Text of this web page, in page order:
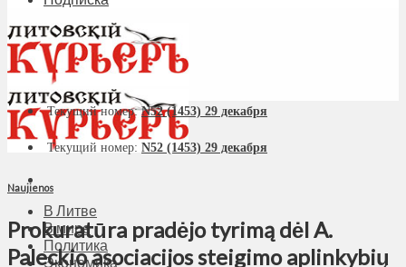
В Литве
В мире
Политика
Экономика
Текущий номер:N52 (1453) 29 декабря
Текущий номер: N52 (1453) 29 декабря
Naujienos
Prokuratūra pradėjo tyrimą dėl A.
Paleckio asociacijos steigimo aplinkybių